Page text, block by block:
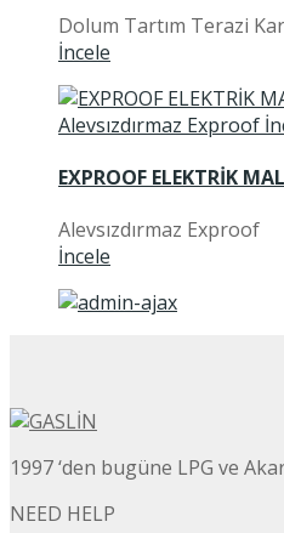
Dolum Tartım Terazi
İncele
EXPROOF ELEKTRİK
Alevsızdırmaz Exproof
İncele
1997 ‘den bugüne LPG ve
NEED HELP